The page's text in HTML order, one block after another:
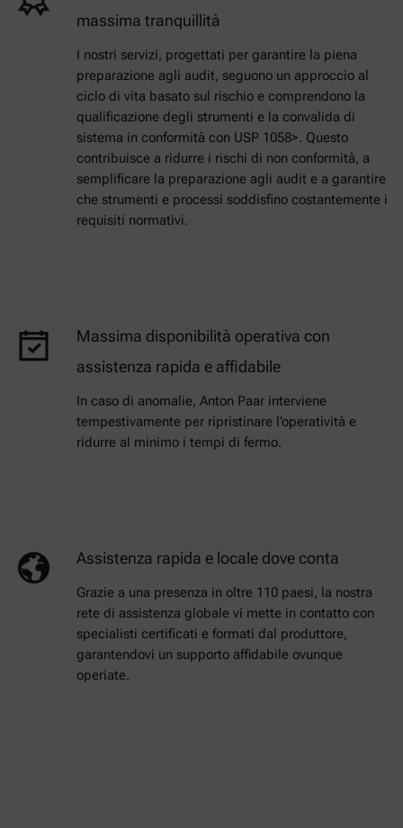
massima tranquillità
I nostri servizi, progettati per garantire la piena
preparazione agli audit, seguono un approccio al
ciclo di vita basato sul rischio e comprendono la
qualificazione degli strumenti e la convalida di
sistema in conformità con USP 1058>. Questo
contribuisce a ridurre i rischi di non conformità, a
semplificare la preparazione agli audit e a garantire
che strumenti e processi soddisfino costantemente i
requisiti normativi.
Massima disponibilità operativa con
assistenza rapida e affidabile
In caso di anomalie, Anton Paar interviene
tempestivamente per ripristinare l’operatività e
ridurre al minimo i tempi di fermo.
Assistenza rapida e locale dove conta
Grazie a una presenza in oltre 110 paesi, la nostra
rete di assistenza globale vi mette in contatto con
specialisti certificati e formati dal produttore,
garantendovi un supporto affidabile ovunque
operiate.